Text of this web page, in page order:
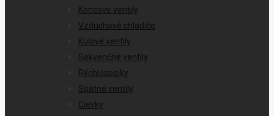
Koncové ventily
Vzduchové chladiče
Kulové ventily
Sekvenčné ventily
Rýchlospojky
Spätné ventily
Cievky